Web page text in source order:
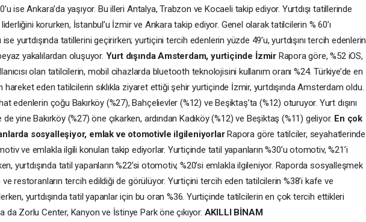
ise Ankara’da yaşıyor. Bu illeri Antalya, Trabzon ve Kocaeli takip ediyor. Yurtdışı tatillerinde
korurken, İstanbul’u İzmir ve Ankara takip ediyor. Genel olarak tatilcilerin % 60’ı
ise yurtdışında tatillerini geçirirken; yurtiçini tercih edenlerin yüzde 49’u, yurtdışını tercih edenlerin
yakalılardan oluşuyor. Yurt dışında Amsterdam, yurtiçinde İzmirRapora göre, %52 iOS,
olan tatilcilerin, mobil cihazlarda bluetooth teknolojisini kullanım oranı %24. Türkiye’de en
hareket eden tatilcilerin sıklıkla ziyaret ettiği şehir yurtiçinde İzmir, yurtdışında Amsterdam oldu.
edenlerin çoğu Bakırköy (%27), Bahçelievler (%12) ve Beşiktaş’ta (%12) oturuyor. Yurt dışını
yine Bakırköy (%27) öne çıkarken, ardından Kadıköy (%12) ve Beşiktaş (%11) geliyor. En çok
sosyalleşiyor, emlak ve otomotivle ilgileniyorlarRapora göre tatilciler, seyahatlerinde
ve emlakla ilgili konuları takip ediyorlar. Yurtiçinde tatil yapanların %30’u otomotiv, %21’i
yurtdışında tatil yapanların %22’si otomotiv, %20’si emlakla ilgileniyor. Raporda sosyalleşmek
restoranların tercih edildiği de görülüyor. Yurtiçini tercih eden tatilcilerin %38’i kafe ve
yurtdışında tatil yapanlar için bu oran %36. Yurtiçinde tatilcilerin en çok tercih ettikleri
da Zorlu Center, Kanyon ve İstinye Park öne çıkıyor. AKILLI BİNAM